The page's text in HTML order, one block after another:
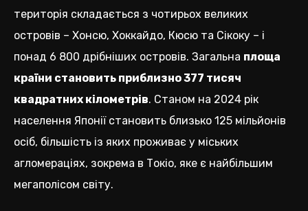
територія складається з чотирьох великих
островів – Хонсю, Хоккайдо, Кюсю та Сікоку – і
понад 6 800 дрібніших островів. Загальна площа
країни становить приблизно 377 тисяч
квадратних кілометрів. Станом на 2024 рік
населення Японії становить близько 125 мільйонів
осіб, більшість із яких проживає у міських
агломераціях, зокрема в Токіо, яке є найбільшим
мегаполісом світу.